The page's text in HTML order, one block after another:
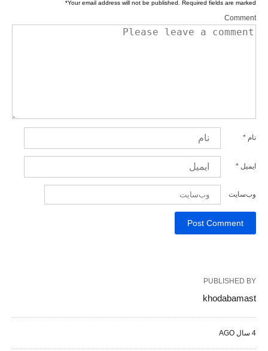
Your email address will not be published. Required fields are marked
*
Comment
نام *
ایمیل *
وب‌سایت
PUBLISHED BY
khodabamast
4 سال AGO